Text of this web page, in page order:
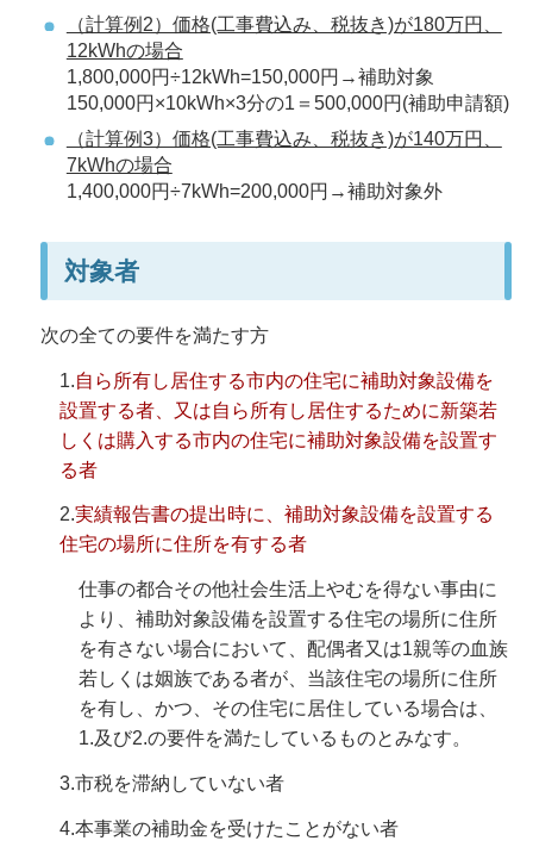
（計算例2）価格(工事費込み、税抜き)が180万円、
12kWhの場合
1,800,000円÷12kWh=150,000円→補助対象
150,000円×10kWh×3分の1＝500,000円(補助申請額)
（計算例3）価格(工事費込み、税抜き)が140万円、
7kWhの場合
1,400,000円÷7kWh=200,000円→補助対象外
対象者
次の全ての要件を満たす方
1.自ら所有し居住する市内の住宅に補助対象設備を
設置する者、又は自ら所有し居住するために新築若
しくは購入する市内の住宅に補助対象設備を設置す
る者
2.実績報告書の提出時に、補助対象設備を設置する
住宅の場所に住所を有する者
仕事の都合その他社会生活上やむを得ない事由に
より、補助対象設備を設置する住宅の場所に住所
を有さない場合において、配偶者又は1親等の血族
若しくは姻族である者が、当該住宅の場所に住所
を有し、かつ、その住宅に居住している場合は、
1.及び2.の要件を満たしているものとみなす。
3.市税を滞納していない者
4.本事業の補助金を受けたことがない者